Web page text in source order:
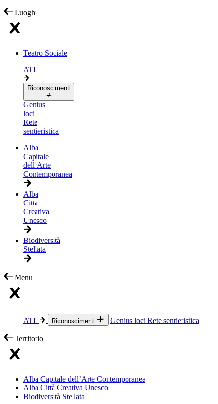
Luoghi
Teatro Sociale
ATL
Riconoscimenti
Genius
loci
Rete
sentieristica
Alba
Capitale
dell’Arte
Contemporanea
Alba
Città
Creativa
Unesco
Biodiversità
Stellata
Menu
ATL Riconoscimenti Genius loci Rete sentieristica
Territorio
Alba Capitale dell’Arte Contemporanea
Alba Città Creativa Unesco
Biodiversità Stellata